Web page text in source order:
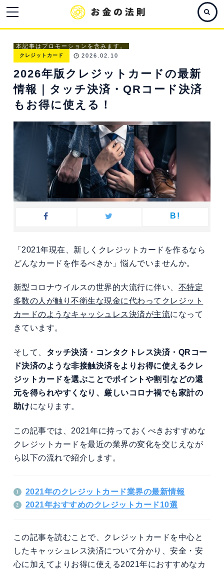
本記事はプロモーションを含みます。
クレジットカード 2026.02.10
2026年版クレジットカードの最新
情報｜タッチ決済・QRコード決済
もお得に使える！
B!
「2021年現在、新しくクレジットカードを作るなら
どんなカードを作るべきか」悩んでいませんか。
新型コロナウイルスの世界的大流行に伴い、 不特定
多数の人が触り不衛生な現金に代わってクレジット
カードのようなキャッシュレス決済が主流になって
きています。
そして、 タッチ決済・コンタクトレス決済・QRコー
ド決済のような非接触決済をよりお得に使えるクレ
ジットカードを選ぶことでポイントや割引などの還
元を得られやすくなり、厳しいコロナ禍でも家計の
助けになります。
この記事では、2021年に持っておくべきおすすめな
クレジットカードを最近の業界の変化を交じえなが
ら以下の流れで紹介します。
2021年のクレジットカード業界の最新情報
2021年おすすめのクレジットカード10選
この記事を読むことで、クレジットカードを中心と
したキャッシュレス決済について分かり、安全・安
心に加えてよりお得に使える2021年におすすめなカ